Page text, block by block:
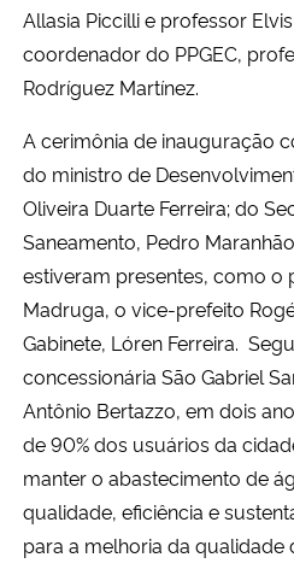
Ministério do Desenvolvimento Regional
Controladoria-Geral da União
Ministério da Mulher, da Família e dos
Secretaria-Geral
Secretaria de Governo
Gabinete de Segurança Institucional
Advocacia-Geral da União
Banco Central do Brasil
Planalto
Allasia Piccilli e professor
coordenador do PPGEC,
Rodríguez Martínez.​
A cerimônia de inauguração
do ministro de
Oliveira Duarte Ferreira​;​ do
Saneamento, Pedro
estiveram presentes, como o
Madruga, ​o vice-prefeito
Gabinete, Lóren Ferreira​.
concessionária São Gabriel
Antônio Bertazzo, em dois
de 90% dos usuários da
manter o abastecimento de
qualidade, eficiência e
para a melhoria da qualidade